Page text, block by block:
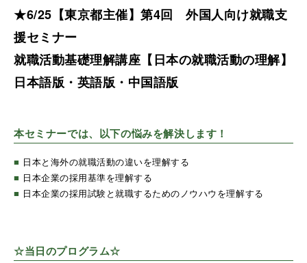
★6/25【東京都主催】第4回 外国人向け就職支
援セミナー
就職活動基礎理解講座【日本の就職活動の理解】
日本語版・英語版・中国語版
本セミナーでは、以下の悩みを解決します！
■ 日本と海外の就職活動の違いを理解する
■ 日本企業の採用基準を理解する
■ 日本企業の採用試験と就職するためのノウハウを理解する
☆当日のプログラム☆